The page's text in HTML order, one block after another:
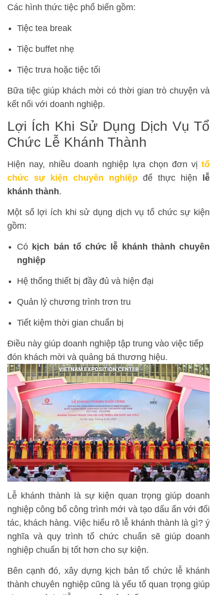
Các hình thức tiệc phổ biến gồm:
Tiệc tea break
Tiệc buffet nhẹ
Tiệc trưa hoặc tiệc tối
Bữa tiệc giúp khách mời có thời gian trò chuyện và
kết nối với doanh nghiệp.
Lợi Ích Khi Sử Dụng Dịch Vụ Tổ
Chức Lễ Khánh Thành
Hiện nay, nhiều doanh nghiệp lựa chọn đơn vị tổ
chức sự kiện chuyên nghiệp để thực hiện lễ
khánh thành.
Một số lợi ích khi sử dụng dịch vụ tổ chức sự kiện
gồm:
Có kịch bản tổ chức lễ khánh thành chuyên
nghiệp
Hệ thống thiết bị đầy đủ và hiện đại
Quản lý chương trình trơn tru
Tiết kiệm thời gian chuẩn bị
Điều này giúp doanh nghiệp tập trung vào việc tiếp
đón khách mời và quảng bá thương hiệu.
Lễ khánh thành là sự kiện quan trọng giúp doanh
nghiệp công bố công trình mới và tạo dấu ấn với đối
tác, khách hàng. Việc hiểu rõ lễ khánh thành là gì? ý
nghĩa và quy trình tổ chức chuẩn sẽ giúp doanh
nghiệp chuẩn bị tốt hơn cho sự kiện.
Bên cạnh đó, xây dựng kịch bản tổ chức lễ khánh
thành chuyên nghiệp cũng là yếu tố quan trọng giúp